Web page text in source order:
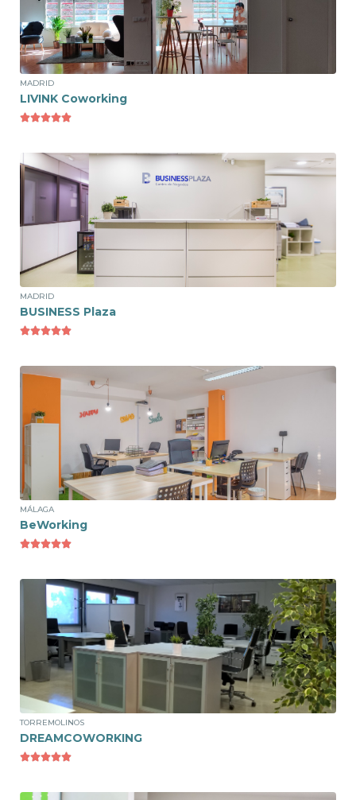
130€/mes
Puesto Flexible
MADRID
LIVINK Coworking

180€ /mes
Puesto Flexible
Ver espacio
MADRID
BUSINESS Plaza

70€ /mes
Puesto Flexible
Ver espacio
MÁLAGA
BeWorking

120€/mes
Puesto Flexible
Ver espacio
TORREMOLINOS
DREAMCOWORKING
